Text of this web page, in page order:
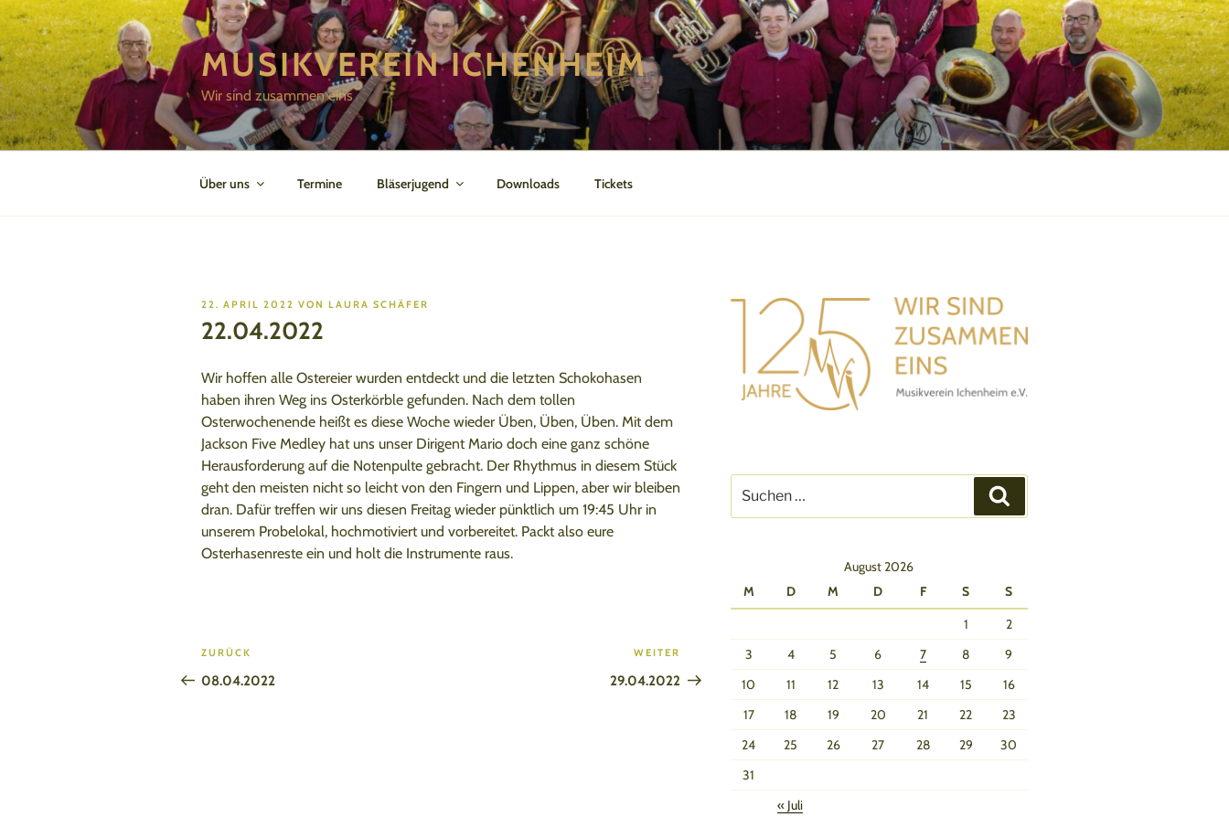
Zum
Inhalt
springen
MUSIKVEREIN ICHENHEIM
Wir sind zusammen eins
Über uns Termine Bläserjugend Downloads Tickets
VERÖFFENTLICHT
22. APRIL 2022 VON LAURA SCHÄFER
22.04.2022
Wir hoffen alle Ostereier wurden entdeckt und die letzten Schokohasen
haben ihren Weg ins Osterkörble gefunden. Nach dem tollen
Osterwochenende heißt es diese Woche wieder Üben, Üben, Üben. Mit dem
Jackson Five Medley hat uns unser Dirigent Mario doch eine ganz schöne
Herausforderung auf die Notenpulte gebracht. Der Rhythmus in diesem Stück
geht den meisten nicht so leicht von den Fingern und Lippen, aber wir bleiben
dran. Dafür treffen wir uns diesen Freitag wieder pünktlich um 19:45 Uhr in
unserem Probelokal, hochmotiviert und vorbereitet. Packt also eure
Osterhasenreste ein und holt die Instrumente raus.
Beitragsnavigation
Vorheriger
Beitrag
ZURÜCK
08.04.2022
Beitrag
WEITER
29.04.2022
nach:
August 2026
M
D M D F S
S
1
2
3
4 5 6 7 8
9
10
11 12 13 14 15
16
17
18 19 20 21 22
23
24
25 26 27 28 29
30
31
« Juli